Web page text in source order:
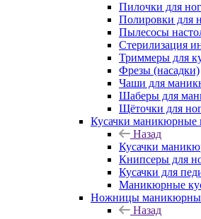
Пилочки для
Полировки для
Пылесосы
Стерилизация
Триммеры для
Фрезы (насадки)
Чаши для
Шаберы для
Щёточки для
Кусачки
Назад
Кусачки
Книпсеры для
Кусачки для
Маникюрные
Ножницы
Назад